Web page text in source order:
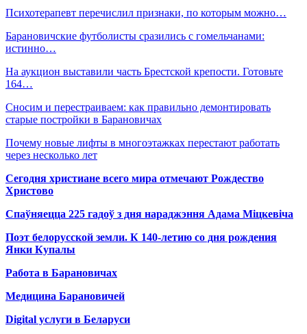
Психотерапевт перечислил признаки, по которым можно…
Барановичские футболисты сразились с гомельчанами:
истинно…
На аукцион выставили часть Брестской крепости. Готовьте
164…
Сносим и перестраиваем: как правильно демонтировать
старые постройки в Барановичах
Почему новые лифты в многоэтажках перестают работать
через несколько лет
Сегодня христиане всего мира отмечают Рождество
Христово
Спаўняецца 225 гадоў з дня нараджэння Адама Міцкевіча
Поэт белорусской земли. К 140-летию со дня рождения
Янки Купалы
Работа в Барановичах
Медицина Барановичей
Digital услуги в Беларуси